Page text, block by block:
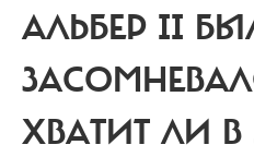
АЛЬБЕР II
ХВАТИТ ЛИ В